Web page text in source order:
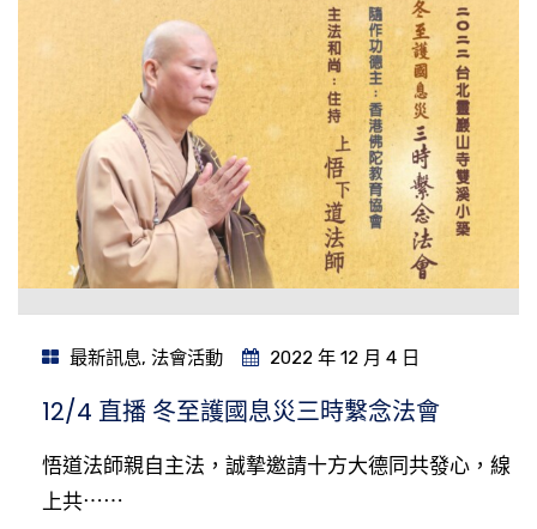
最新訊息, 法會活動 2022 年 12 月 4 日
12/4 直播 冬至護國息災三時繫念法會
悟道法師親自主法，誠摯邀請十方大德同共發心，線
上共⋯⋯